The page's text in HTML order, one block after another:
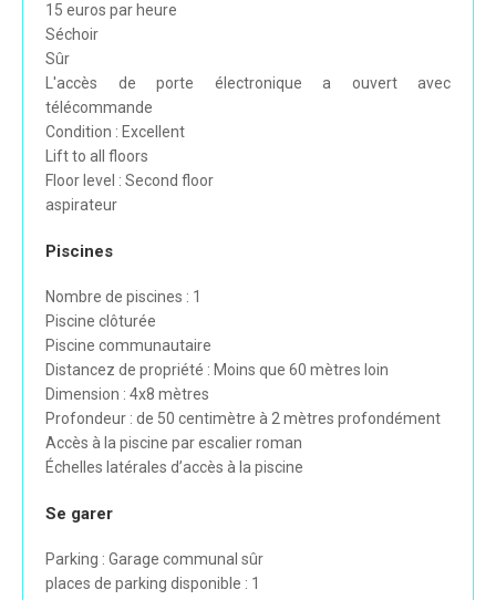
15 euros par heure
Séchoir
Sûr
L'accès de porte électronique a ouvert avec
télécommande
Condition : Excellent
Lift to all floors
Floor level : Second floor
aspirateur
Piscines
Nombre de piscines : 1
Piscine clôturée
Piscine communautaire
Distancez de propriété : Moins que 60 mètres loin
Dimension : 4x8 mètres
Profondeur : de 50 centimètre à 2 mètres profondément
Accès à la piscine par escalier roman
Échelles latérales d’accès à la piscine
Se garer
Parking : Garage communal sûr
places de parking disponible : 1